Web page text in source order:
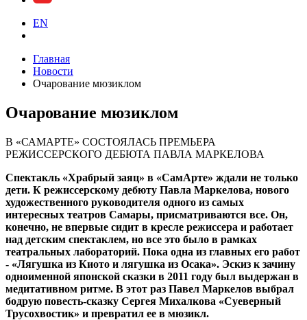
EN
Главная
Новости
Очарование мюзиклом
Очарование мюзиклом
В «САМАРТЕ» СОСТОЯЛАСЬ ПРЕМЬЕРА
РЕЖИССЕРСКОГО ДЕБЮТА ПАВЛА МАРКЕЛОВА
Спектакль «Храбрый заяц» в «СамАрте» ждали не только
дети. К режиссерскому дебюту Павла Маркелова, нового
художественного руководителя одного из самых
интересных театров Самары, присматриваются все. Он,
конечно, не впервые сидит в кресле режиссера и работает
над детским спектаклем, но все это было в рамках
театральных лабораторий. Пока одна из главных его работ
- «Лягушка из Киото и лягушка из Осака». Эскиз к зачину
одноименной японской сказки в 2011 году был выдержан в
медитативном ритме. В этот раз Павел Маркелов выбрал
бодрую повесть-сказку Сергея Михалкова «Суеверный
Трусохвостик» и превратил ее в мюзикл.